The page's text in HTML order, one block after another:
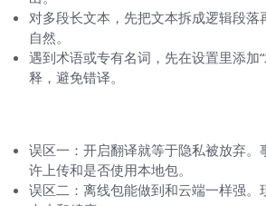
对多段长文本，先把文本拆成逻辑段落
自然。
遇到术语或专有名词，先在设置里添加
释，避免错译。
误区一：开启翻译就等于隐私被放弃。
许上传和是否使用本地包。
误区二：离线包能做到和云端一样强。